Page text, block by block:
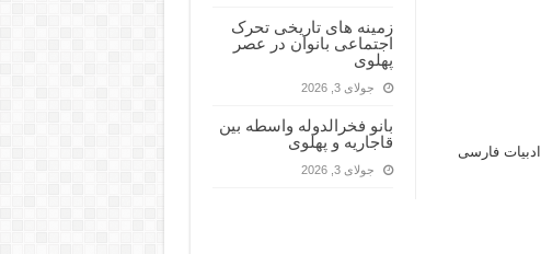
زمینه های تاریخی تحرک
اجتماعی بانوان در عصر
پهلوی
جولای 3, 2026
بانو فخرالدوله واسطه بين
قاجاریه و پهلوی
جولای 3, 2026
فارسی